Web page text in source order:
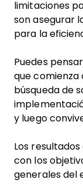
limitaciones
son asegurar
para la
Puedes
que comienza
búsqueda de
y luego
Los
con los
generales del